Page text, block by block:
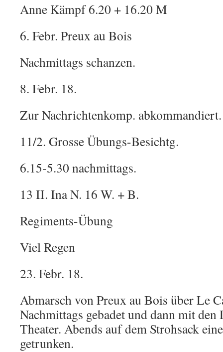
Anne Kämpf 6.20 + 16.20 M
6. Febr. Preux au Bois
Nachmittags schanzen.
8. Febr. 18.
Zur Nachrichtenkomp. abkommandiert.
11/2. Grosse Übungs-Besichtg.
6.15-5.30 nachmittags.
13 II. Ina N. 16 W. + B.
Regiments-Übung
Viel Regen
23. Febr. 18.
Abmarsch von Preux au Bois über Le
Nachmittags gebadet und dann mit den
Theater. Abends auf dem Strohsack
getrunken.